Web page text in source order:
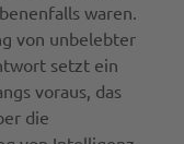
waren.
von unbelebter
setzt ein
voraus, das
die